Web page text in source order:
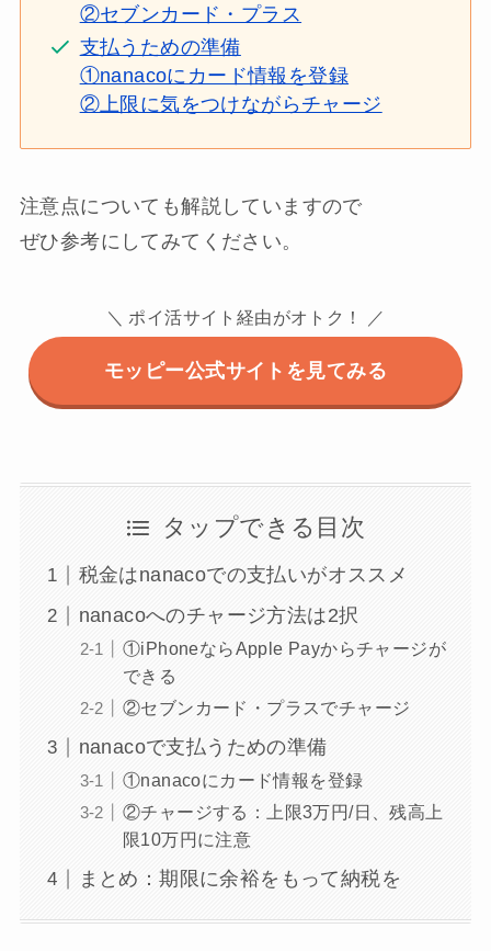
②セブンカード・プラス
支払うための準備
①nanacoにカード情報を登録
②上限に気をつけながらチャージ
注意点についても解説していますので
ぜひ参考にしてみてください。
＼ ポイ活サイト経由がオトク！ ／
モッピー公式サイトを見てみる
タップできる目次
税金はnanacoでの支払いがオススメ
nanacoへのチャージ方法は2択
①iPhoneならApple Payからチャージが
できる
②セブンカード・プラスでチャージ
nanacoで支払うための準備
①nanacoにカード情報を登録
②チャージする：上限3万円/日、残高上
限10万円に注意
まとめ：期限に余裕をもって納税を